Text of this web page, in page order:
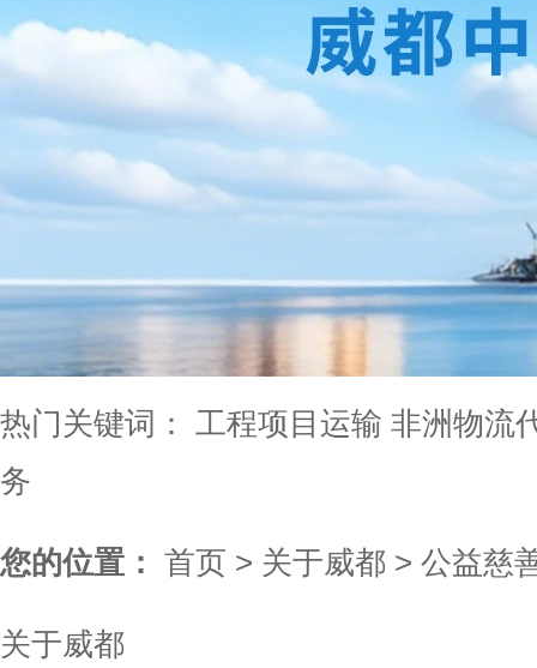
热门关键词： 工程项目运输 非洲物流
务
您的位置： 首页 > 关于威都 > 公益慈
关于威都